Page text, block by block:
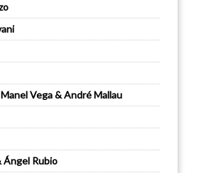
Vega & André Mallau
Ángel Rubio